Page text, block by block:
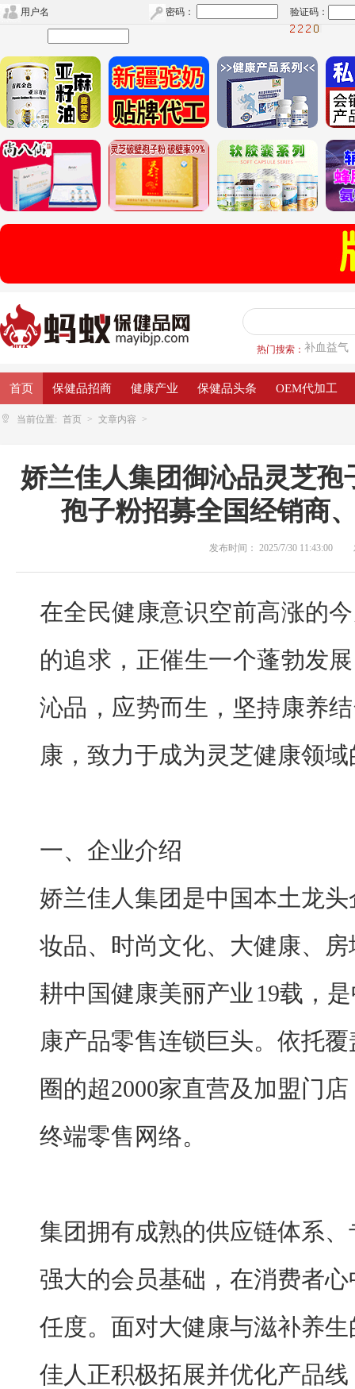
用户名 密码： 验证码：
热门搜索： 补血益气
首页 保健品招商 健康产业 保健品头条 OEM代加工
当前位置: 首页 文章内容
娇兰佳人集团御沁品灵芝
孢子粉招募全国经销商
发布时间： 2025/7/30 11:43:00
在全民健康意识空前高涨的
的追求，正催生一个蓬勃发
沁品，应势而生，坚持康养
康，致力于成为灵芝健康领
一、企业介绍
娇兰佳人集团是中国本土龙
妆品、时尚文化、大健康、
耕中国健康美丽产业19载，
康产品零售连锁巨头。依托
圈的超2000家直营及加盟门
终端零售网络。
集团拥有成熟的供应链体系
强大的会员基础，在消费者
任度。面对大健康与滋补养
佳人正积极拓展并优化产品